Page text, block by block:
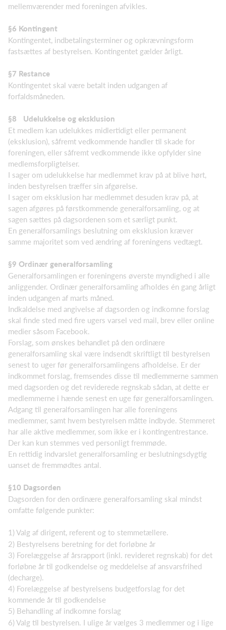
mellemværender med foreningen afvikles.
§6 Kontingent
Kontingentet, indbetalingsterminer og opkrævningsform
fastsættes af bestyrelsen. Kontingentet gælder årligt.
§7 Restance
Kontingentet skal være betalt inden udgangen af
forfaldsmåneden.
§8
Udelukkelse og eksklusion
Et medlem kan udelukkes midlertidigt eller permanent
(eksklusion), såfremt vedkommende handler til skade for
foreningen, eller såfremt vedkommende ikke opfylder sine
medlemsforpligtelser.
I sager om udelukkelse har medlemmet krav på at blive hørt,
inden bestyrelsen træffer sin afgørelse.
I sager om eksklusion har medlemmet desuden krav på, at
sagen afgøres på førstkommende generalforsamling, og at
sagen sættes på dagsordenen som et særligt punkt.
En generalforsamlings beslutning om eksklusion kræver
samme majoritet som ved ændring af foreningens vedtægt.
§9 Ordinær generalforsamling
Generalforsamlingen er foreningens øverste myndighed i alle
anliggender. Ordinær generalforsamling afholdes én gang årligt
inden udgangen af marts måned.
Indkaldelse med angivelse af dagsorden og indkomne forslag
skal finde sted med fire ugers varsel ved mail, brev eller online
medier såsom Facebook.
Forslag, som ønskes behandlet på den ordinære
generalforsamling skal være indsendt skriftligt til bestyrelsen
senest to uger før generalforsamlingens afholdelse. Er der
indkommet forslag, fremsendes disse til medlemmerne sammen
med dagsorden og det reviderede regnskab sådan, at dette er
medlemmerne i hænde senest en uge før generalforsamlingen.
Adgang til generalforsamlingen har alle foreningens
medlemmer, samt hvem bestyrelsen måtte indbyde. Stemmeret
har alle aktive medlemmer, som ikke er i kontingentrestance.
Der kan kun stemmes ved personligt fremmøde.
En rettidig indvarslet generalforsamling er beslutningsdygtig
uanset de fremmødtes antal.
§10 Dagsorden
Dagsorden for den ordinære generalforsamling skal mindst
omfatte følgende punkter:
1) Valg af dirigent, referent og to stemmetællere.
2) Bestyrelsens beretning for det forløbne år
3) Forelæggelse af årsrapport (inkl. revideret regnskab) for det
forløbne år til godkendelse og meddelelse af ansvarsfrihed
(decharge).
4) Forelæggelse af bestyrelsens budgetforslag for det
kommende år til godkendelse
5) Behandling af indkomne forslag
6) Valg til bestyrelsen. I ulige år vælges 3 medlemmer og i lige